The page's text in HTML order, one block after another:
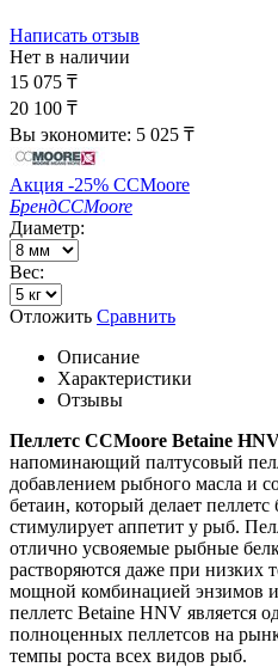
Написать отзыв
Нет в наличии
15 075 ₸
20 100 ₸
Вы экономите: 5 025 ₸
Акция -25% CCMoore
БрендCCMoore
Диаметр:
Вес:
Отложить Сравнить
Описание
Характеристики
Отзывы
Пеллетс CCMoore Betaine
напоминающий палтусовый
добавлением рыбного масла и
бетаин, который делает
стимулирует аппетит у рыб.
отлично усвояемые рыбные
растворяются даже при низких
мощной комбинацией энзимов
пеллетс Betaine HNV является
полноценных пеллетсов на
темпы роста всех видов рыб.